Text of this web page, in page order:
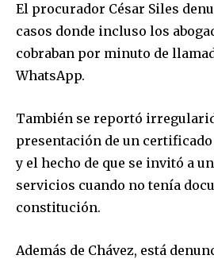
El procurador César Siles
casos donde incluso los
cobraban por minuto de
WhatsApp.
También se reportó
presentación de un certificado
y el hecho de que se invitó a
servicios cuando no tenía
constitución.
Además de Chávez, está